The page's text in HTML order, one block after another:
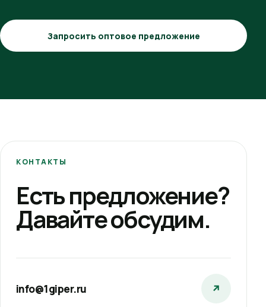
Запросить оптовое предложение
КОНТАКТЫ
Есть предложение?
Давайте обсудим.
info@1giper.ru ↗